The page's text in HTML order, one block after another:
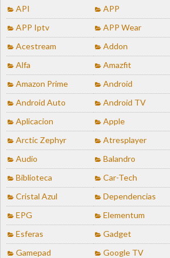
API
APP
APP Iptv
APP Wear
Acestream
Addon
Alfa
Amazfit
Amazon Prime
Android
Android Auto
Android TV
Aplicacion
Apple
Arctic Zephyr
Atresplayer
Audio
Balandro
Biblioteca
Car-Tech
Cristal Azul
Dependencias
EPG
Elementum
Esferas
Gadget
Gamepad
Google TV